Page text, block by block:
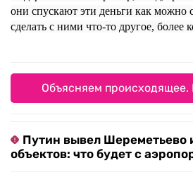
они спускают эти деньги как можно
сделать с ними что-то другое, более
Объясняем происходящее.
Путин вывел Шереметьево
объектов: что будет с